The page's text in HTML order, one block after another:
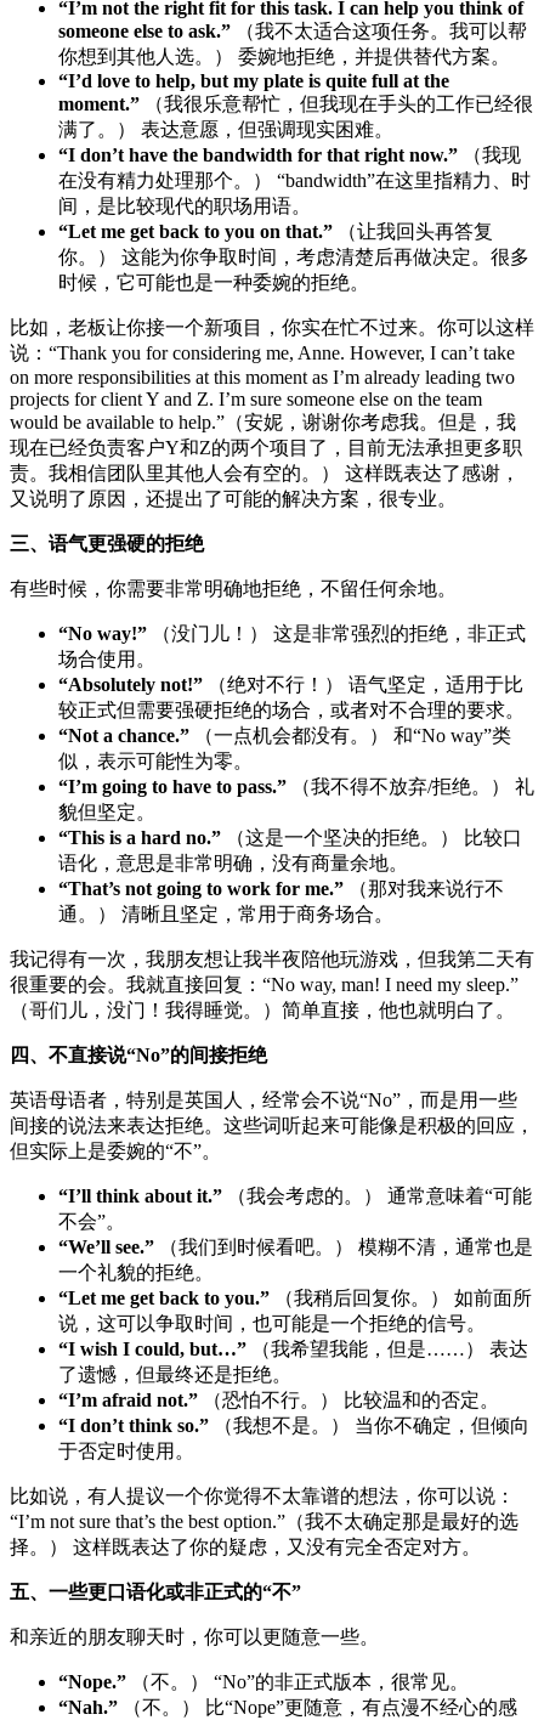
“I’m not the right fit for this task. I can help you think of
someone else to ask.” （我不太适合这项任务。我可以帮
你想到其他人选。） 委婉地拒绝，并提供替代方案。
“I’d love to help, but my plate is quite full at the
moment.” （我很乐意帮忙，但我现在手头的工作已经很
满了。） 表达意愿，但强调现实困难。
“I don’t have the bandwidth for that right now.” （我现
在没有精力处理那个。） “bandwidth”在这里指精力、时
间，是比较现代的职场用语。
“Let me get back to you on that.” （让我回头再答复
你。） 这能为你争取时间，考虑清楚后再做决定。很多
时候，它可能也是一种委婉的拒绝。
比如，老板让你接一个新项目，你实在忙不过来。你可以这样
说：“Thank you for considering me, Anne. However, I can’t take
on more responsibilities at this moment as I’m already leading two
projects for client Y and Z. I’m sure someone else on the team
would be available to help.”（安妮，谢谢你考虑我。但是，我
现在已经负责客户Y和Z的两个项目了，目前无法承担更多职
责。我相信团队里其他人会有空的。） 这样既表达了感谢，
又说明了原因，还提出了可能的解决方案，很专业。
三、语气更强硬的拒绝
有些时候，你需要非常明确地拒绝，不留任何余地。
“No way!” （没门儿！） 这是非常强烈的拒绝，非正式
场合使用。
“Absolutely not!” （绝对不行！） 语气坚定，适用于比
较正式但需要强硬拒绝的场合，或者对不合理的要求。
“Not a chance.” （一点机会都没有。） 和“No way”类
似，表示可能性为零。
“I’m going to have to pass.” （我不得不放弃/拒绝。） 礼
貌但坚定。
“This is a hard no.” （这是一个坚决的拒绝。） 比较口
语化，意思是非常明确，没有商量余地。
“That’s not going to work for me.” （那对我来说行不
通。） 清晰且坚定，常用于商务场合。
我记得有一次，我朋友想让我半夜陪他玩游戏，但我第二天有
很重要的会。我就直接回复：“No way, man! I need my sleep.”
（哥们儿，没门！我得睡觉。）简单直接，他也就明白了。
四、不直接说“No”的间接拒绝
英语母语者，特别是英国人，经常会不说“No”，而是用一些
间接的说法来表达拒绝。这些词听起来可能像是积极的回应，
但实际上是委婉的“不”。
“I’ll think about it.” （我会考虑的。） 通常意味着“可能
不会”。
“We’ll see.” （我们到时候看吧。） 模糊不清，通常也是
一个礼貌的拒绝。
“Let me get back to you.” （我稍后回复你。） 如前面所
说，这可以争取时间，也可能是一个拒绝的信号。
“I wish I could, but…” （我希望我能，但是……） 表达
了遗憾，但最终还是拒绝。
“I’m afraid not.” （恐怕不行。） 比较温和的否定。
“I don’t think so.” （我想不是。） 当你不确定，但倾向
于否定时使用。
比如说，有人提议一个你觉得不太靠谱的想法，你可以说：
“I’m not sure that’s the best option.”（我不太确定那是最好的选
择。） 这样既表达了你的疑虑，又没有完全否定对方。
五、一些更口语化或非正式的“不”
和亲近的朋友聊天时，你可以更随意一些。
“Nope.” （不。） “No”的非正式版本，很常见。
“Nah.” （不。） 比“Nope”更随意，有点漫不经心的感